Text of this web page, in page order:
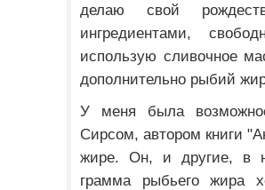
делаю свой
ингредиентами,
использую сливочное
дополнительно рыбий
У меня была
Сирсом, автором книги
жире. Он, и другие, в
грамма рыбьего жира